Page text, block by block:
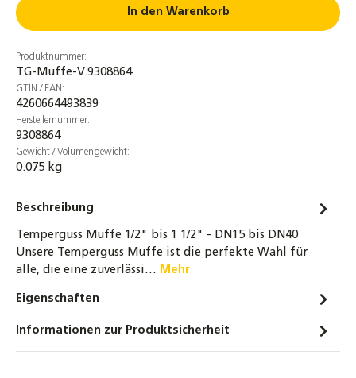
5,80 €
Temperguss Doppelnippel reduziert
verschiedene Größen Fitting schwarz
1,45 €
Reduzierter Doppelnippel verschiedene
4,25 €
Temperguss Doppelnippel 1/2" bis 1 1/2"
Rechtsgewinde Sechskant schwarz Fitting
DN40 Fitting schwarz Typ 290
In den Warenkorb
Produktnummer:
TG-Muffe-V.9308864
GTIN / EAN:
4260664493839
Herstellernummer:
9308864
Gewicht / Volumengewicht:
0.075 kg
Beschreibung
Temperguss Muffe 1/2" bis 1 1/2" - DN15 bis DN40
Unsere Temperguss Muffe ist die perfekte Wahl für
alle, die eine zuverlässi… Mehr
Eigenschaften
Informationen zur Produktsicherheit